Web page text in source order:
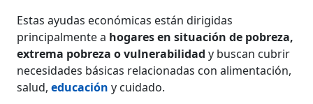
Estas ayudas económicas están dirigidas
principalmente a hogares en situación de pobreza,
extrema pobreza o vulnerabilidady buscan cubrir
necesidades básicas relacionadas con alimentación,
salud,educación y cuidado.